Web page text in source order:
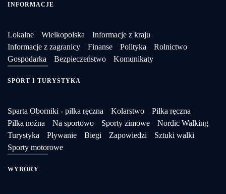
INFORMACJE
Lokalne Wielkopolska
Informacje z kraju
Informacje z zagranicy
Finanse Polityka
Rolnictwo
Gospodarka
Bezpieczeństwo Komunikaty
SPORT I TURYSTYKA
Sparta Oborniki - piłka ręczna Kolarstwo
Piłka ręczna
Piłka nożna
Na sportowo Sporty zimowe
Nordic Walking
Turystyka
Pływanie Biegi Zapowiedzi
Sztuki walki
Sporty motorowe
WYBORY